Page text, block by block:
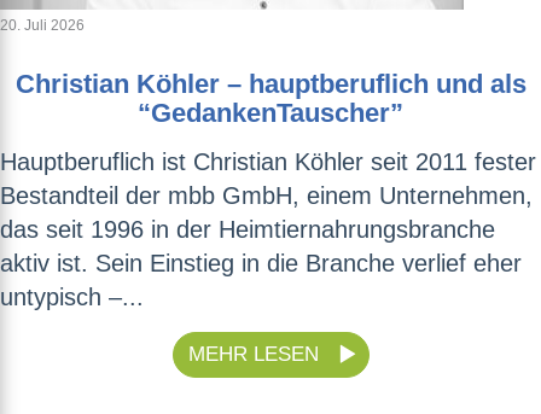
20. Juli 2026
Christian Köhler – hauptberuflich und als
“GedankenTauscher”
Hauptberuflich ist Christian Köhler seit 2011 fester
Bestandteil der mbb GmbH, einem Unternehmen,
das seit 1996 in der Heimtiernahrungsbranche
aktiv ist. Sein Einstieg in die Branche verlief eher
untypisch –...
MEHR LESEN